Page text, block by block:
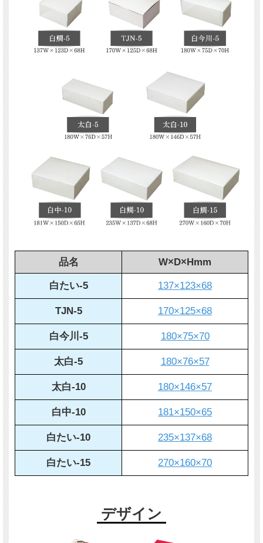
品名 W×D×Hmm
白たい-5 137×123×68
TJN-5 170×125×68
白今川-5 180×75×70
太白-5 180×76×57
太白-10 180×146×57
白中-10 181×150×65
白たい-10 235×137×68
白たい-15 270×160×70
デザイン